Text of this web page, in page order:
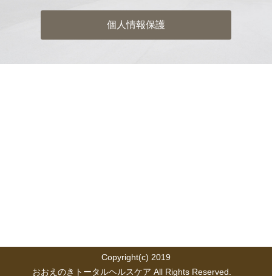
個人情報保護
Copyright(c) 2019
おおえのきトータルヘルスケア All Rights Reserved.